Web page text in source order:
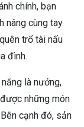
chính, bạn
nâng cùng tay
trổ tài nấu
đình.
là nướng,
những món
cạnh đó, sản